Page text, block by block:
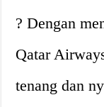
? Dengan
Qatar
tenang dan